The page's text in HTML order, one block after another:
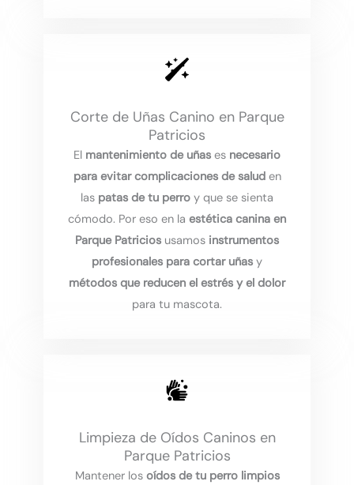
Corte de Uñas Canino en Parque
Patricios
El mantenimiento de uñas es necesario
para evitar complicaciones de saluden
las patas de tu perro y que se sienta
cómodo. Por eso en la estética canina en
Parque Patricios usamos instrumentos
profesionales para cortar uñas y
métodos que reducen el estrés y el dolor
para tu mascota.
Limpieza de Oídos Caninos en
Parque Patricios
Mantener los oídos de tu perro limpios